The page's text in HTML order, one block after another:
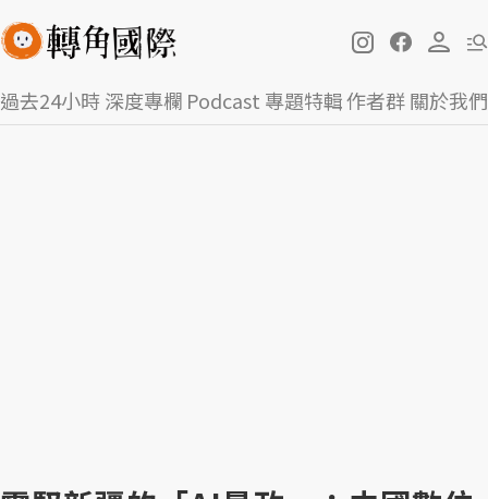
過去24小時深度專欄 Podcast 專題特輯作者群關於我們